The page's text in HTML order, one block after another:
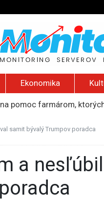
Ekonomika
pomoc farmárom,
kandidátky
samit bývalý Trumpov poradca